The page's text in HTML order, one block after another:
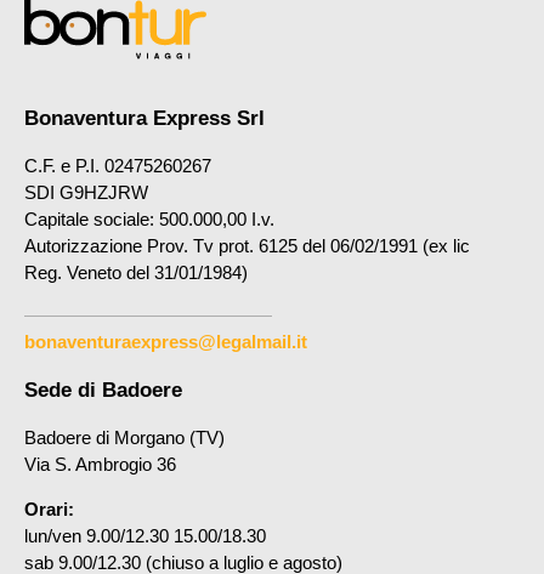
Bonaventura Express Srl
C.F. e P.I. 02475260267
SDI G9HZJRW
Capitale sociale: 500.000,00 I.v.
Autorizzazione Prov. Tv prot. 6125 del 06/02/1991 (ex lic
Reg. Veneto del 31/01/1984)
bonaventuraexpress@legalmail.it
Sede di Badoere
Badoere di Morgano (TV)
Via S. Ambrogio 36
Orari:
lun/ven 9.00/12.30 15.00/18.30
sab 9.00/12.30 (chiuso a luglio e agosto)